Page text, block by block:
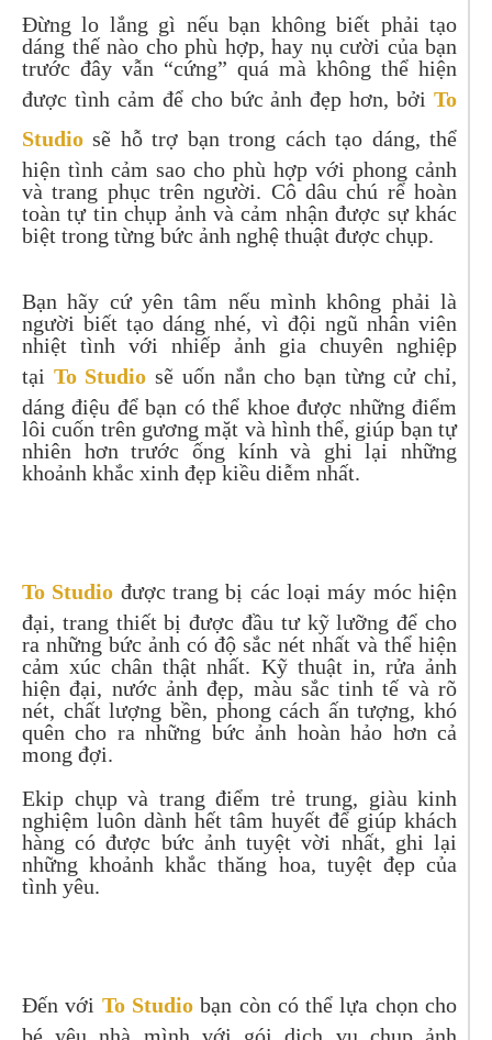
Đừng lo lắng gì nếu bạn không biết phải tạo
dáng thế nào cho phù hợp, hay nụ cười của bạn
trước đây vẫn “cứng” quá mà không thể hiện
được tình cảm để cho bức ảnh đẹp hơn, bởi To
Studio sẽ hỗ trợ bạn trong cách tạo dáng, thể
hiện tình cảm sao cho phù hợp với phong cảnh
và trang phục trên người. Cô dâu chú rể hoàn
toàn tự tin chụp ảnh và cảm nhận được sự khác
biệt trong từng bức ảnh nghệ thuật được chụp.
Bạn hãy cứ yên tâm nếu mình không phải là
người biết tạo dáng nhé, vì đội ngũ nhân viên
nhiệt tình với nhiếp ảnh gia chuyên nghiệp
tại To Studio sẽ uốn nắn cho bạn từng cử chỉ,
dáng điệu để bạn có thể khoe được những điểm
lôi cuốn trên gương mặt và hình thể, giúp bạn tự
nhiên hơn trước ống kính và ghi lại những
khoảnh khắc xinh đẹp kiều diễm nhất.
To Studio được trang bị các loại máy móc hiện
đại, trang thiết bị được đầu tư kỹ lưỡng để cho
ra những bức ảnh có độ sắc nét nhất và thể hiện
cảm xúc chân thật nhất. Kỹ thuật in, rửa ảnh
hiện đại, nước ảnh đẹp, màu sắc tinh tế và rõ
nét, chất lượng bền, phong cách ấn tượng, khó
quên cho ra những bức ảnh hoàn hảo hơn cả
mong đợi.
Ekip chụp và trang điểm trẻ trung, giàu kinh
nghiệm luôn dành hết tâm huyết để giúp khách
hàng có được bức ảnh tuyệt vời nhất, ghi lại
những khoảnh khắc thăng hoa, tuyệt đẹp của
tình yêu.
Đến với To Studiobạn còn có thể lựa chọn cho